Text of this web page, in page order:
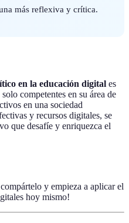
más reflexiva y crítica.
en la educación digital es
competentes en su área de
en una sociedad
y recursos digitales, se
que desafíe y enriquezca el
y empieza a aplicar el
hoy mismo!